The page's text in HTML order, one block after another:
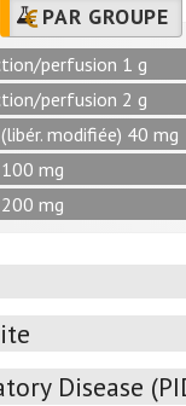
PAR GROUPE
perfusion 1 g
perfusion 2 g
modifiée) 40 mg
mg
mg
Disease